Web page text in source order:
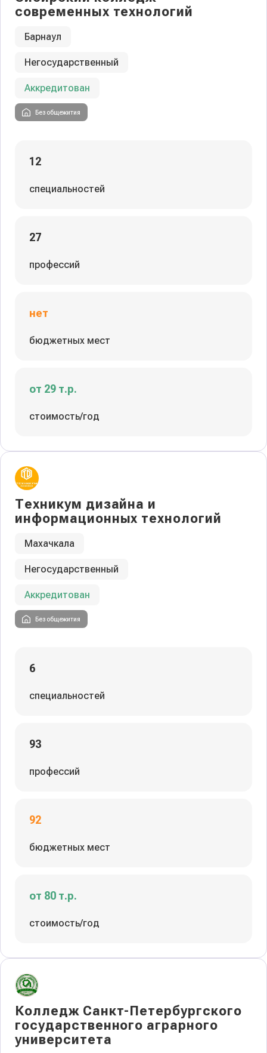
современных технологий
Барнаул
Негосударственный
Аккредитован
Без общежития
12
специальностей
27
профессий
нет
бюджетных мест
от 29 т.р.
стоимость/год
Техникум дизайна и
информационных технологий
Махачкала
Негосударственный
Аккредитован
Без общежития
6
специальностей
93
профессий
92
бюджетных мест
от 80 т.р.
стоимость/год
Колледж Санкт-Петербургского
государственного аграрного
университета